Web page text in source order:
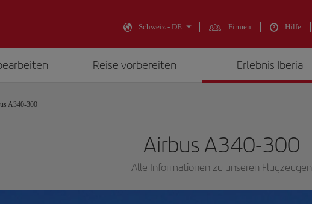
Schweiz - DE Firmen Hilfe
Reise vorbereiten Erlebnis Iberia
A340-300
Airbus A340-300
Alle Informationen zu unseren Flugzeugen